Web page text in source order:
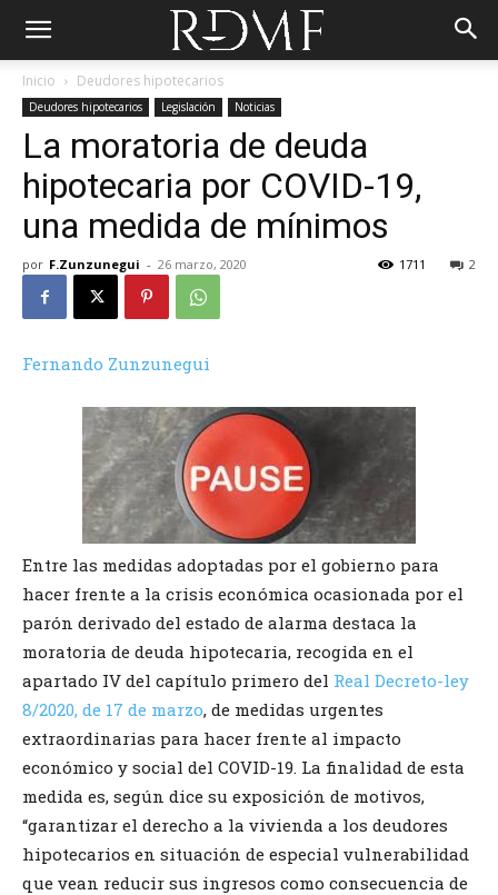
Inicio Deudores hipotecarios
Deudores hipotecarios Legislación Noticias
La moratoria de deuda
hipotecaria por COVID-19,
una medida de mínimos
por F.Zunzunegui - 26 marzo, 2020 2
1711
Fernando Zunzunegui
Entre las medidas adoptadas por el gobierno para
hacer frente a la crisis económica ocasionada por el
parón derivado del estado de alarma destaca la
moratoria de deuda hipotecaria, recogida en el
apartado IV del capítulo primero del Real Decreto-ley
8/2020, de 17 de marzo, de medidas urgentes
extraordinarias para hacer frente al impacto
económico y social del COVID-19. La finalidad de esta
medida es, según dice su exposición de motivos,
“garantizar el derecho a la vivienda a los deudores
hipotecarios en situación de especial vulnerabilidad
que vean reducir sus ingresos como consecuencia de